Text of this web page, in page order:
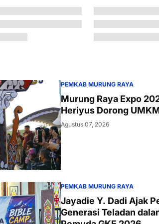
PEMKAB MURUNG RAYA
Murung Raya Expo
Heriyus Dorong
Agustus 07, 2026
PEMKAB MURUNG RAYA
Jayadie Y. Dadi Ajak
Generasi Teladan